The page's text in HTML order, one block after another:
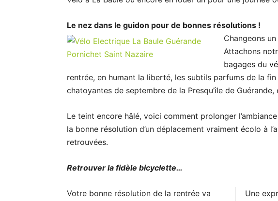
Le nez dans le guidon pour de bonnes résolutions !
Changeons
Attachons
bagages du
rentrée, en humant la liberté, les subtils parfums de la
chatoyantes de septembre de la Presqu’île de Guérande,
Le teint encore hâlé, voici comment prolonger
la bonne résolution d’un déplacement vraiment écolo à
retrouvées.
Retrouver la fidèle bicyclette…
Votre bonne résolution de la rentrée va
Une